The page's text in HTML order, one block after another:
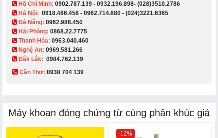
​ Hồ Chí Minh: 0902.787.139 - 0932.196.898- (028)3510.2786
Hà Nội: 0918.486.458 - 0962.714.680 - (024)3221.6365
Đà Nẵng: 0962.986.450
Hải Phòng: 0868.22.7775
Thanh Hóa: 0963.040.460
Nghệ An: 0969.581.266
Đắk Lắk: 0984.762.139
Cần Thơ: 0938 704 139​
Máy khoan đóng chứng từ cùng phân khúc giá
-12%